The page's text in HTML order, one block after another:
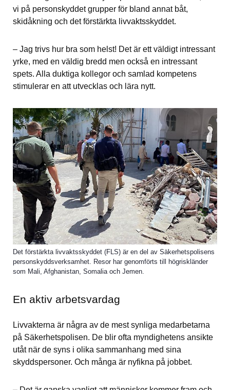
vi på personskyddet grupper för bland annat båt,
skidåkning och det förstärkta livvaktsskyddet.
– Jag trivs hur bra som helst! Det är ett väldigt intressant
yrke, med en väldig bredd men också en intressant
spets. Alla duktiga kollegor och samlad kompetens
stimulerar en att utvecklas och lära nytt.
Det förstärkta livvaktsskyddet (FLS) är en del av Säkerhetspolisens
personskyddsverksamhet. Resor har genomförts till högriskländer
som Mali, Afghanistan, Somalia och Jemen.
En aktiv arbetsvardag
Livvakterna är några av de mest synliga medarbetarna
på Säkerhetspolisen. De blir ofta myndighetens ansikte
utåt när de syns i olika sammanhang med sina
skyddspersoner. Och många är nyfikna på jobbet.